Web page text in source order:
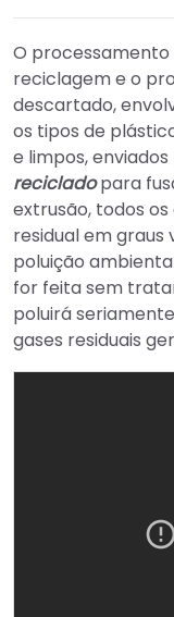
O
reciclagem e o
descartado,
os tipos de
e limpos,
recicladopara
extrusão, todos
residual em
poluição
for feita sem
poluirá
gases residuais